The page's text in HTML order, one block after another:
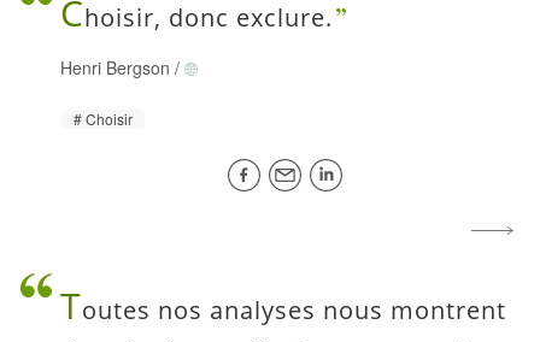
Choisir, donc exclure.
Henri Bergson /
Choisir
Toutes nos analyses nous montrent